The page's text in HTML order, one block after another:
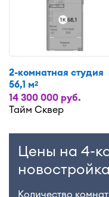
2-комнатная студия
56,1 м2
14 300 000 руб.
Тайм Сквер
Цены на 4-
Количество комнат